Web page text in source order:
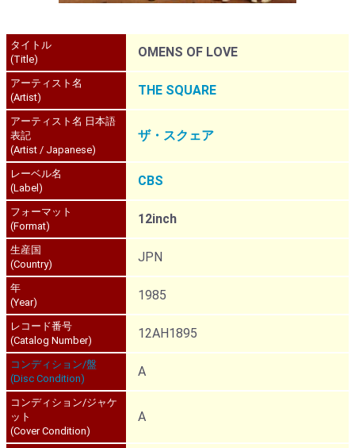
タイトル
(Title)
OMENS OF LOVE
アーティスト名
(Artist)
THE SQUARE
アーティスト名 日本語
表記
(Artist / Japanese)
ザ・スクェア
レーベル名
(Label)
CBS
フォーマット
(Format)
12inch
生産国
(Country)
JPN
年
(Year)
1985
レコード番号
(Catalog Number)
12AH1895
コンディション/盤
(Disc Condition)
A
コンディション/ジャケ
ット
(Cover Condition)
A